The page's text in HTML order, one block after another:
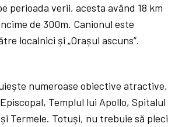
perioada verii, acesta având 18 km
de 300m. Canionul este
localnici și „Orașul ascuns”.
numeroase obiective atractive,
Templul lui Apollo, Spitalul
Termele. Totuși, nu trebuie să pleci